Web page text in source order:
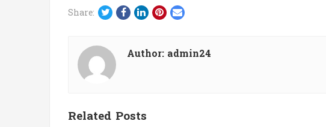
Share: Twitter
Facebook
LinkedIn
Pinterest
Email
Author: admin24
Related Posts